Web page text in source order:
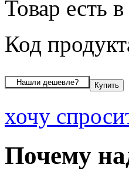
Товар есть
Код
хочу
Почему